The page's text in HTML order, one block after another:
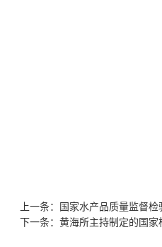
上一条：国家水产品质量监督
下一条：黄海所主持制定的国